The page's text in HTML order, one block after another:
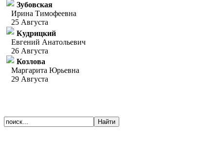
Зубовская
Ирина Тимофеевна
25 Августа
Кудрицкий
Евгений Анатольевич
26 Августа
Козлова
Маргарита Юрьевна
29 Августа